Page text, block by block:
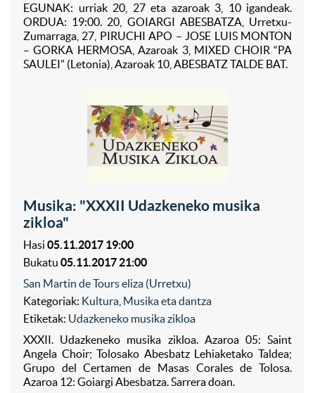
EGUNAK: urriak 20, 27 eta azaroak 3, 10 igandeak.
ORDUA: 19:00. 20, GOIARGI ABESBATZA, Urretxu-
Zumarraga, 27, PIRUCHI APO – JOSE LUIS MONTON
– GORKA HERMOSA, Azaroak 3, MIXED CHOIR “PA
SAULEI” (Letonia), Azaroak 10, ABESBATZ TALDE BAT.
Musika: "XXXII Udazkeneko musika
zikloa"
Hasi 05.11.2017 19:00
Bukatu 05.11.2017 21:00
San Martin de Tours eliza (Urretxu)
Kategoriak: Kultura Musika eta dantza
Etiketak: Udazkeneko musika zikloa
XXXII. Udazkeneko musika zikloa. Azaroa 05: Saint
Angela Choir; Tolosako Abesbatz Lehiaketako Taldea;
Grupo del Certamen de Masas Corales de Tolosa.
Azaroa 12: Goiargi Abesbatza. Sarrera doan.